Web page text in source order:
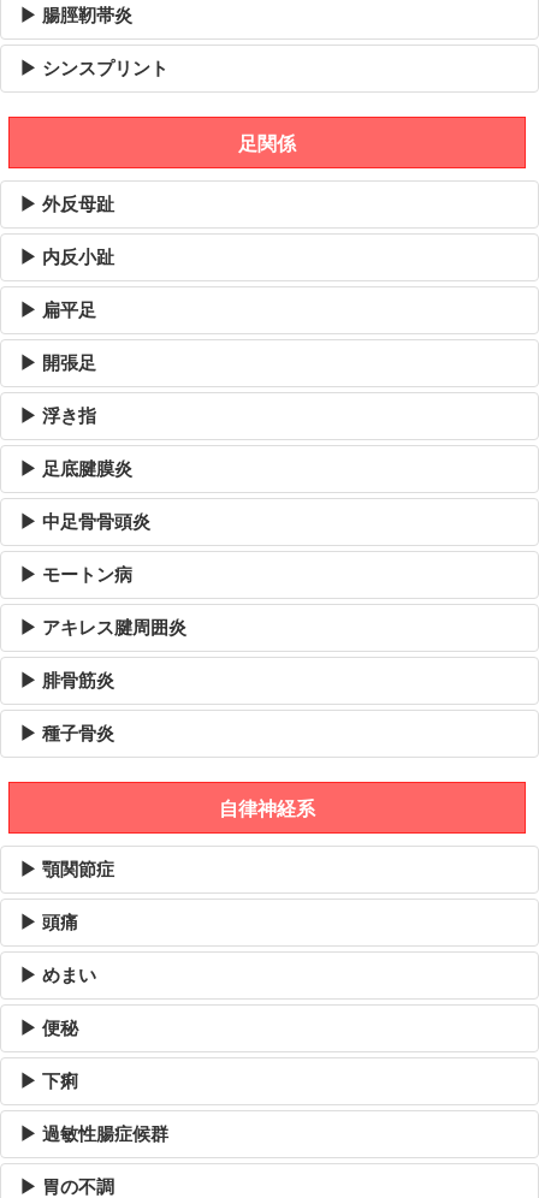
▶ 腸脛靭帯炎
▶ シンスプリント
足関係
▶ 外反母趾
▶ 内反小趾
▶ 扁平足
▶ 開張足
▶ 浮き指
▶ 足底腱膜炎
▶ 中足骨骨頭炎
▶ モートン病
▶ アキレス腱周囲炎
▶ 腓骨筋炎
▶ 種子骨炎
自律神経系
▶ 顎関節症
▶ 頭痛
▶ めまい
▶ 便秘
▶ 下痢
▶ 過敏性腸症候群
▶ 胃の不調